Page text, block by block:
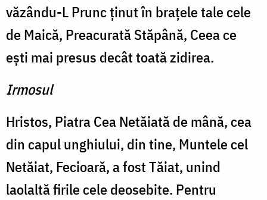
văzându-L Prunc ţinut în braţele tale cele
de Maică, Preacurată Stăpână, Ceea ce
eşti mai presus decât toată zidirea.
Irmosul
Hristos, Piatra Cea Netăiată de mână, cea
din capul unghiului, din tine, Muntele cel
Netăiat, Fecioară, a fost Tăiat, unind
laolaltă firile cele deosebite. Pentru